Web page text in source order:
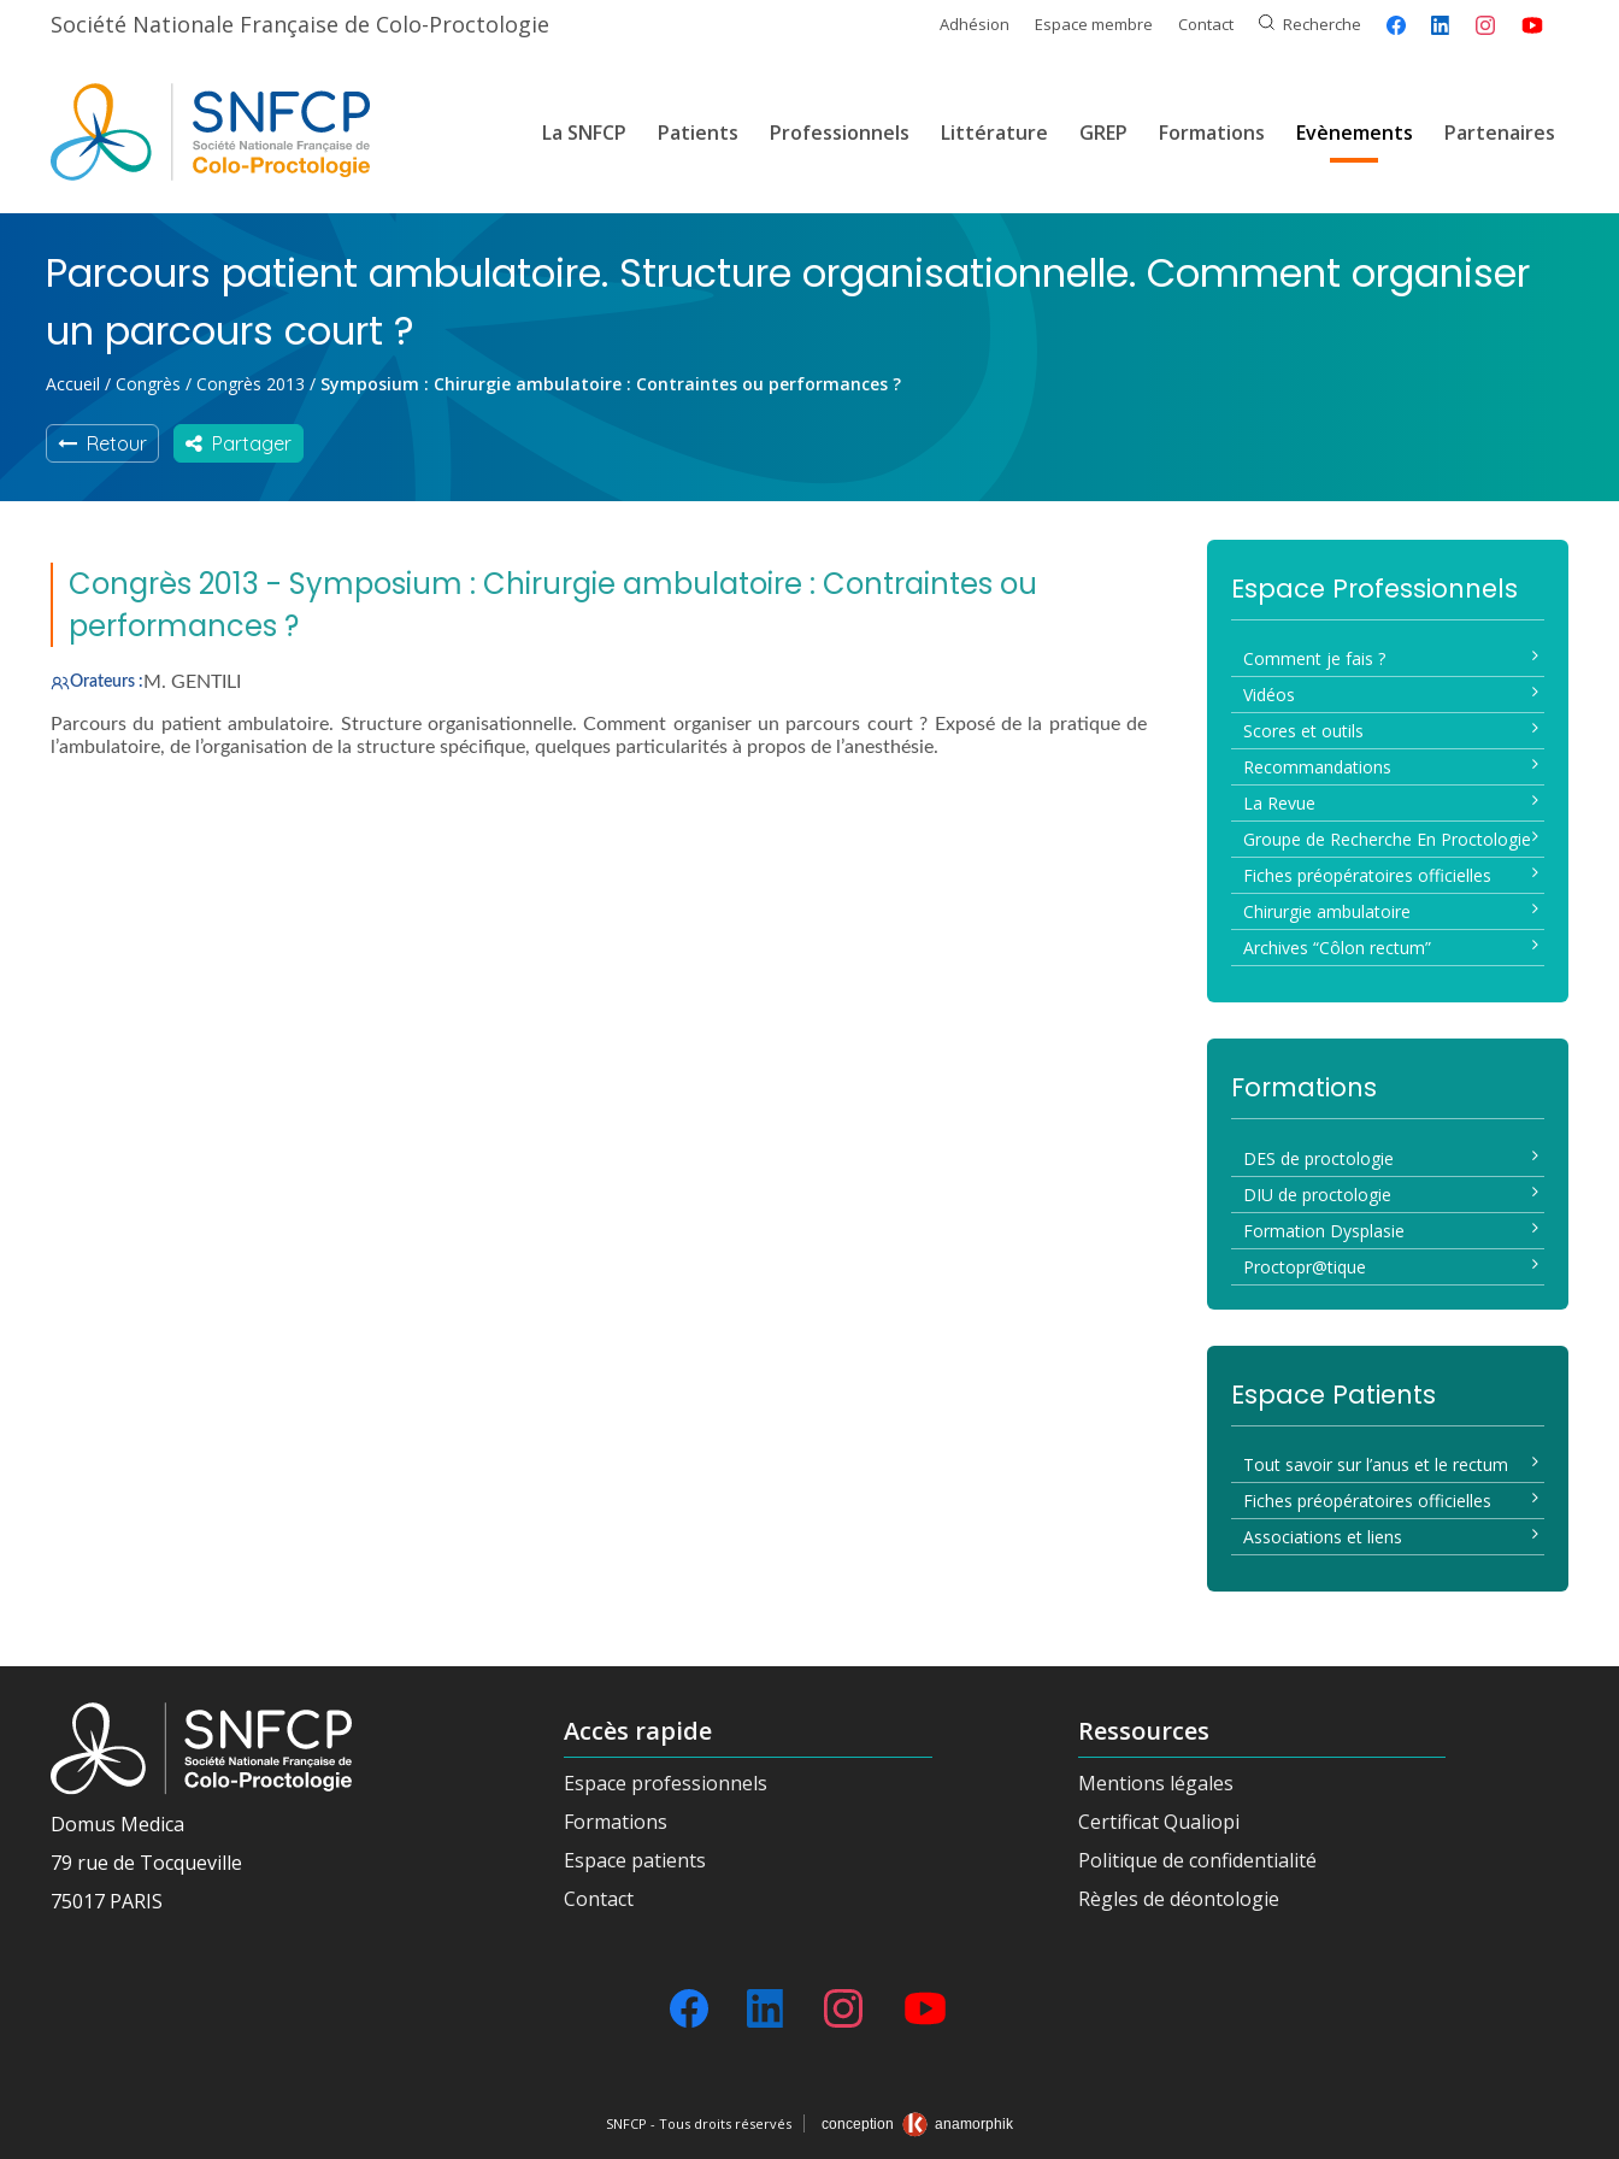
Société Nationale Française de Colo-Proctologie Adhésion Espace membre Contact Recherche
La SNFCP Patients Professionnels Littérature GREP Formations Evènements Partenaires
Parcours patient ambulatoire. Structure organisationnelle. Comment organiser
un parcours court ?
Accueil / Congrès / Congrès 2013 / Symposium : Chirurgie ambulatoire : Contraintes ou performances ?
Retour Partager
Congrès 2013 - Symposium : Chirurgie ambulatoire : Contraintes ou
performances ?
Orateurs : M. GENTILI
Parcours du patient ambulatoire. Structure organisationnelle. Comment organiser un parcours court ? Exposé de la pratique de
l’ambulatoire, de l’organisation de la structure spécifique, quelques particularités à propos de l’anesthésie.
Espace Professionnels
Comment je fais ?
Vidéos
Scores et outils
Recommandations
La Revue
Groupe de Recherche En Proctologie
Fiches préopératoires officielles
Chirurgie ambulatoire
Archives “Côlon rectum”
Formations
DES de proctologie
DIU de proctologie
Formation Dysplasie
Proctopr@tique
Espace Patients
Tout savoir sur l’anus et le rectum
Fiches préopératoires officielles
Associations et liens
Domus Medica
79 rue de Tocqueville
75017 PARIS
Accès rapide
Espace professionnels
Formations
Espace patients
Contact
Ressources
Mentions légales
Certificat Qualiopi
Politique de confidentialité
Règles de déontologie
SNFCP - Tous droits réservés